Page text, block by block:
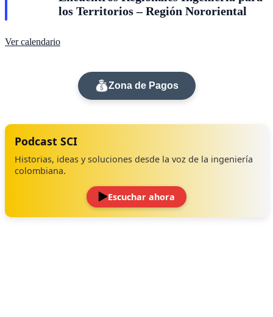
los Territorios – Región Nororiental
Ver calendario
Zona de Pagos
Podcast SCI
Historias, ideas y soluciones desde la voz de la ingeniería
colombiana.
Escuchar ahora